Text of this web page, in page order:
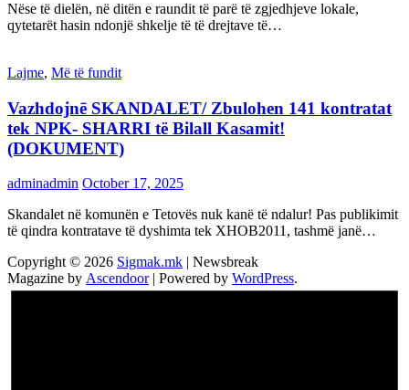
Nëse të dielën, në ditën e raundit të parë të zgjedhjeve lokale,
qytetarët hasin ndonjë shkelje të të drejtave të…
Lajme, Më të fundit
Vazhdojnē SKANDALET/ Zbulohen 141 kontratat
tek NPK- SHARRI të Bilall Kasamit!
(DOKUMENT)
adminadmin October 17, 2025
Skandalet në komunën e Tetovës nuk kanë të ndalur! Pas publikimit
të qindra kontratave të dyshimta tek XHOB2011, tashmë janë…
Copyright © 2026 Sigmak.mk | Newsbreak
Magazine by Ascendoor| Powered by WordPress.